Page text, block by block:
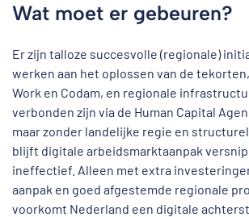
Wat moet er gebeuren?
Er zijn talloze succesvolle (regionale)
werken aan het oplossen van de tekorten,
Work en Codam, en regionale
verbonden zijn via de Human Capital
maar zonder landelijke regie en
blijft digitale arbeidsmarktaanpak
ineffectief. Alleen met extra
aanpak en goed afgestemde regionale
voorkomt Nederland een digitale